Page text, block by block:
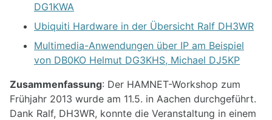
DG1KWA
Ubiquiti Hardware in der Übersicht Ralf DH3WR
Multimedia-Anwendungen über IP am Beispiel
von DB0KO Helmut DG3KHS, Michael DJ5KP
Zusammenfassung: Der HAMNET-Workshop zum
Frühjahr 2013 wurde am 11.5. in Aachen durchgeführt.
Dank Ralf, DH3WR, konnte die Veranstaltung in einem